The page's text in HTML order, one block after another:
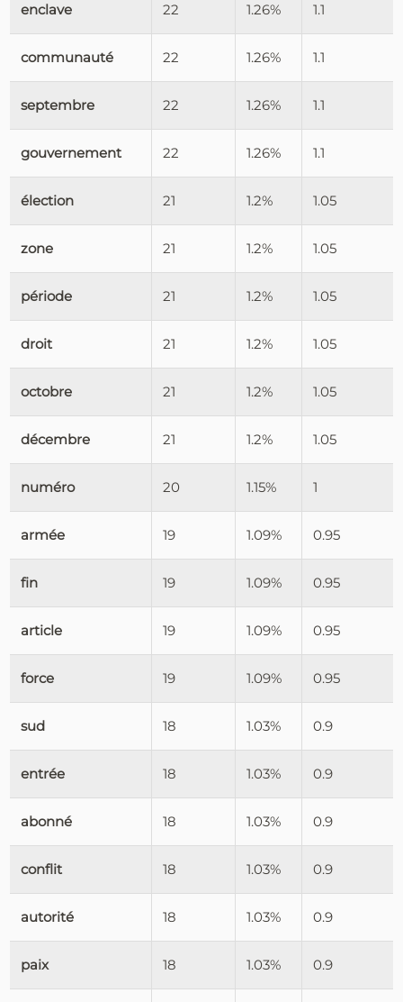
enclave 22 1.26% 1.1
communauté 22 1.26% 1.1
septembre 22 1.26% 1.1
gouvernement 22 1.26% 1.1
élection 21 1.2% 1.05
zone 21 1.2% 1.05
période 21 1.2% 1.05
droit 21 1.2% 1.05
octobre 21 1.2% 1.05
décembre 21 1.2% 1.05
numéro 20 1.15% 1
armée 19 1.09% 0.95
fin 19 1.09% 0.95
article 19 1.09% 0.95
force 19 1.09% 0.95
sud 18 1.03% 0.9
entrée 18 1.03% 0.9
abonné 18 1.03% 0.9
conflit 18 1.03% 0.9
autorité 18 1.03% 0.9
paix 18 1.03% 0.9